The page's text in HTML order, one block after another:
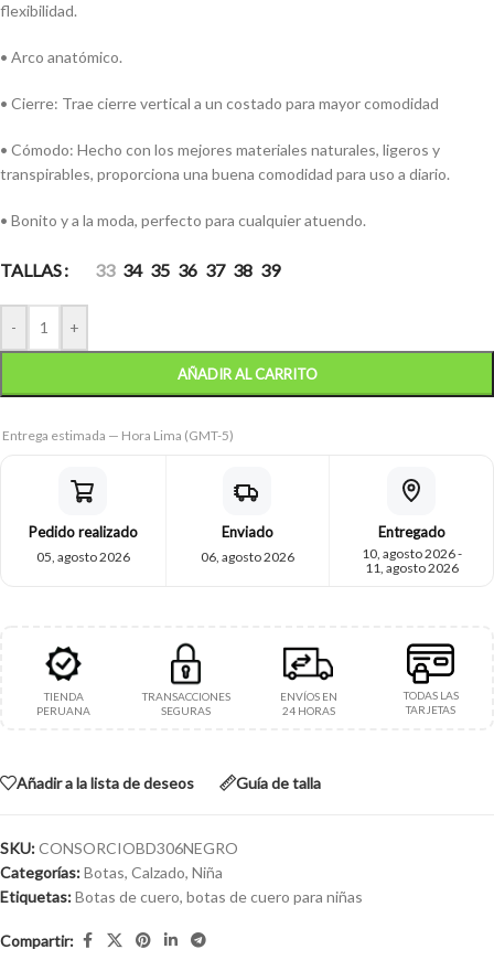
flexibilidad.
• Arco anatómico.
• Cierre: Trae cierre vertical a un costado para mayor comodidad
• Cómodo: Hecho con los mejores materiales naturales, ligeros y
transpirables, proporciona una buena comodidad para uso a diario.
• Bonito y a la moda, perfecto para cualquier atuendo.
TALLAS 33 34 35 36 37 38 39
- +
AÑADIR AL CARRITO
Entrega estimada — Hora Lima (GMT-5)
Pedido realizado
05, agosto 2026
Enviado
06, agosto 2026
Entregado
10, agosto 2026 -
11, agosto 2026
TIENDA
PERUANA
TRANSACCIONES
SEGURAS
ENVÍOS EN
24 HORAS
TODAS LAS
TARJETAS
Añadir a la lista de deseos Guía de talla
SKU:CONSORCIOBD306NEGRO
Categorías:Botas, Calzado, Niña
Etiquetas:Botas de cuero, botas de cuero para niñas
Compartir: